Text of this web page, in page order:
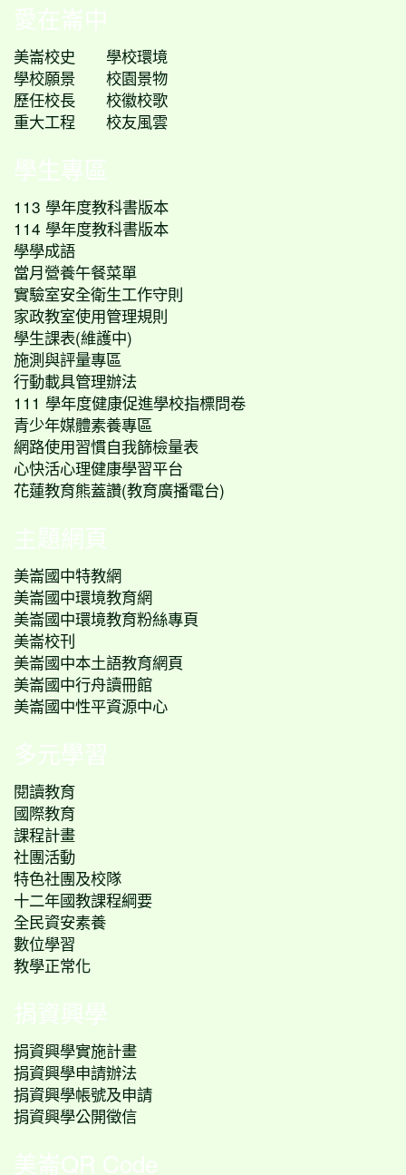
愛在崙中
美崙校史
學校環境
學校願景
校園景物
歷任校長
校徽校歌
重大工程
校友風雲
學生專區
113 學年度教科書版本
114 學年度教科書版本
學學成語
當月營養午餐菜單
實驗室安全衛生工作守則
家政教室使用管理規則
學生課表(維護中)
施測與評量專區
行動載具管理辦法
111 學年度健康促進學校指標問卷
青少年媒體素養專區
網路使用習慣自我篩檢量表
心快活心理健康學習平台
花蓮教育熊蓋讚(教育廣播電台)
主題網頁
美崙國中特教網
美崙國中環境教育網
美崙國中環境教育粉絲專頁
美崙校刊
美崙國中本土語教育網頁
美崙國中行舟讀冊館
美崙國中性平資源中心
多元學習
閱讀教育
國際教育
課程計畫
社團活動
特色社團及校隊
十二年國教課程綱要
全民資安素養
數位學習
教學正常化
捐資興學
捐資興學實施計畫
捐資興學申請辦法
捐資興學帳號及申請
捐資興學公開徵信
美崙QR Code